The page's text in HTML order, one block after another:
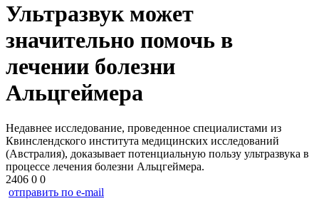
Ультразвук может
значительно помочь в
лечении болезни
Альцгеймера
Недавнее исследование, проведенное специалистами из
Квинслендского института медицинских исследований
(Австралия), доказывает потенциальную пользу ультразвука в
процессе лечения болезни Альцгеймера.
2406 0 0
отправить по e-mail